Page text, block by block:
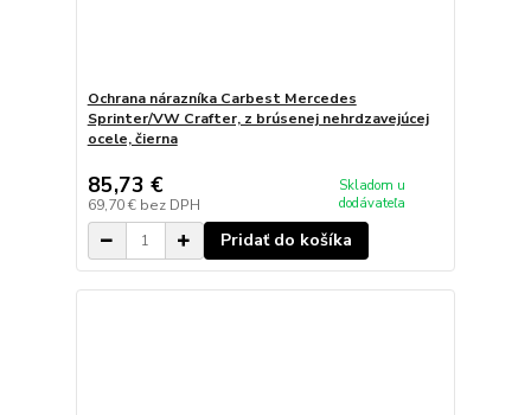
Ochrana nárazníka Carbest Mercedes
Sprinter/VW Crafter, z brúsenej nehrdzavejúcej
ocele, čierna
85,73 €
69,70 € bez DPH
Skladom u
dodávateľa
Pridať do košíka